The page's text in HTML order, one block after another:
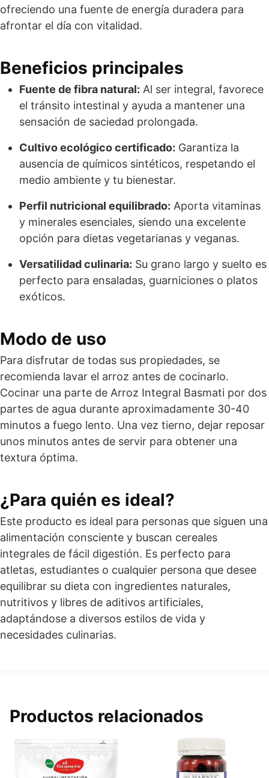
ofreciendo una fuente de energía duradera para
afrontar el día con vitalidad.
Beneficios principales
Fuente de fibra natural: Al ser integral, favorece
el tránsito intestinal y ayuda a mantener una
sensación de saciedad prolongada.
Cultivo ecológico certificado: Garantiza la
ausencia de químicos sintéticos, respetando el
medio ambiente y tu bienestar.
Perfil nutricional equilibrado: Aporta vitaminas
y minerales esenciales, siendo una excelente
opción para dietas vegetarianas y veganas.
Versatilidad culinaria: Su grano largo y suelto es
perfecto para ensaladas, guarniciones o platos
exóticos.
Modo de uso
Para disfrutar de todas sus propiedades, se
recomienda lavar el arroz antes de cocinarlo.
Cocinar una parte de Arroz Integral Basmati por dos
partes de agua durante aproximadamente 30-40
minutos a fuego lento. Una vez tierno, dejar reposar
unos minutos antes de servir para obtener una
textura óptima.
¿Para quién es ideal?
Este producto es ideal para personas que siguen una
alimentación consciente y buscan cereales
integrales de fácil digestión. Es perfecto para
atletas, estudiantes o cualquier persona que desee
equilibrar su dieta con ingredientes naturales,
nutritivos y libres de aditivos artificiales,
adaptándose a diversos estilos de vida y
necesidades culinarias.
Productos relacionados